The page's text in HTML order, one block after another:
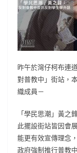
昨午於灣仔柯布連
對普教中」街站，
織成員－
「學民思潮」黃之
此擺設街站皆因會
能更有效宣傳理念
政府強制推行普教